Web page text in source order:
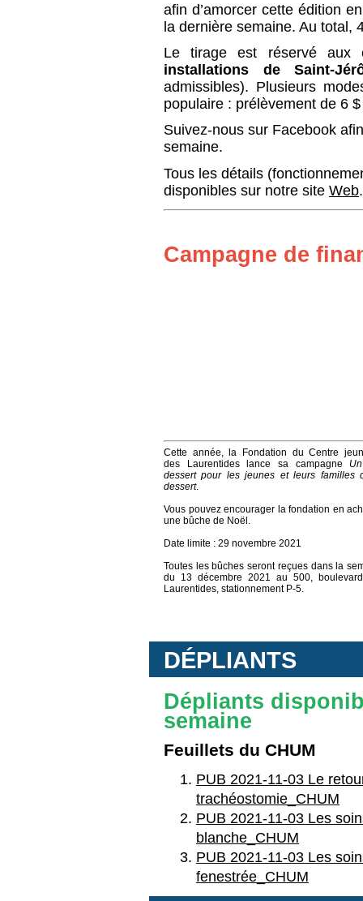
afin d’amorcer cette édition
la dernière semaine. Au total,
Le tirage est réservé aux
installations de Saint-
admissibles). Plusieurs
populaire : prélèvement de 6
Suivez-nous sur Facebook
semaine.
Tous les détails
disponibles sur notre site Web.
Campagne de
Cette année, la Fondation du Centre
des Laurentides lance sa campagne
dessert pour les jeunes et leurs familles
dessert.
Vous pouvez encourager la fondation en
une bûche de Noël.
Date limite : 29 novembre 2021
Toutes les bûches seront reçues dans la
du 13 décembre 2021 au 500,
Laurentides, stationnement P-5.
DÉPLIANTS
Dépliants
semaine
Feuillets du CHUM
PUB 2021-11-03 Le
trachéostomie_CHUM
PUB 2021-11-03 Les
blanche_CHUM
PUB 2021-11-03 Les
fenestrée_CHUM